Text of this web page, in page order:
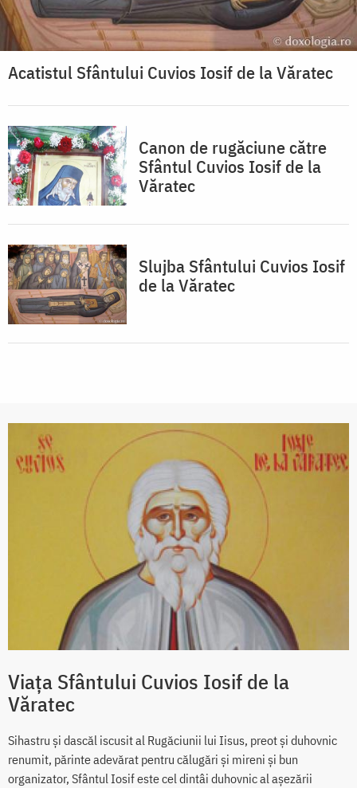
Acatistul Sfântului Cuvios Iosif de la Văratec
Canon de rugăciune către
Sfântul Cuvios Iosif de la
Văratec
Slujba Sfântului Cuvios Iosif
de la Văratec
Viața Sfântului Cuvios Iosif de la
Văratec
Sihastru și dascăl iscusit al Rugăciunii lui Iisus, preot și duhovnic
renumit, părinte adevărat pentru călugări și mireni și bun
organizator, Sfântul Iosif este cel dintâi duhovnic al așezării